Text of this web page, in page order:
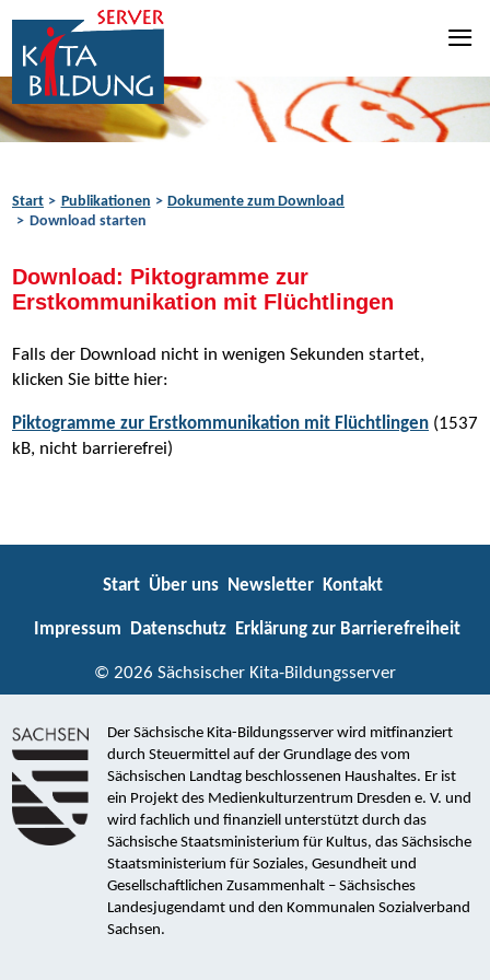
Zum Inhalt springen
Zur Navigation springen
Zum Fußbereich springen
Start Publikationen
Dokumente zum Download
Download starten
Download: Piktogramme zur
Erstkommunikation mit Flüchtlingen
Falls der Download nicht in wenigen Sekunden startet,
klicken Sie bitte hier:
Piktogramme zur Erstkommunikation mit Flüchtlingen (1537
kB, nicht barrierefrei)
Start Über uns Newsletter Kontakt
Impressum Datenschutz Erklärung zur Barrierefreiheit
© 2026 Sächsischer Kita-Bildungsserver
Der Sächsische Kita-Bildungsserver wird mitfinanziert
durch Steuermittel auf der Grundlage des vom
Sächsischen Landtag beschlossenen Haushaltes. Er ist
ein Projekt des Medienkulturzentrum Dresden e. V. und
wird fachlich und finanziell unterstützt durch das
Sächsische Staatsministerium für Kultus, das Sächsische
Staatsministerium für Soziales, Gesundheit und
Gesellschaftlichen Zusammenhalt – Sächsisches
Landesjugendamt und den Kommunalen Sozialverband
Sachsen.